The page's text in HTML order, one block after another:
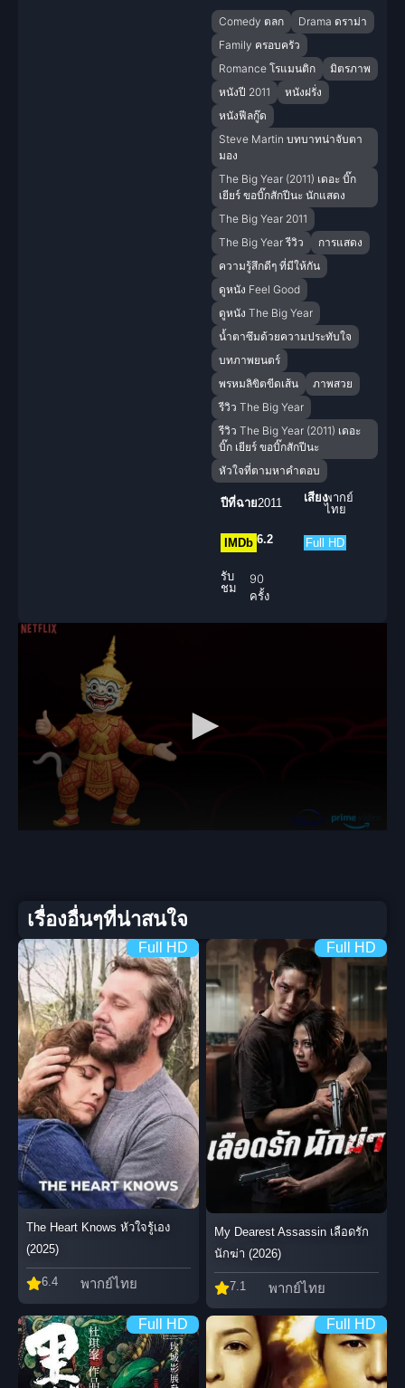
Comedy ตลก
Drama ดราม่า
Family ครอบครัว
Romance โรแมนติก
มิตรภาพ
หนังปี 2011
หนังฝรั่ง
หนังฟีลกู๊ด
Steve Martin บทบาทน่าจับตา
มอง
The Big Year (2011) เดอะ บิ๊ก
เยียร์ ขอบิ๊กสักปีนะ นักแสดง
The Big Year 2011
The Big Year รีวิว
การแสดง
ความรู้สึกดีๆ ที่มีให้กัน
ดูหนัง Feel Good
ดูหนัง The Big Year
น้ำตาซึมด้วยความประทับใจ
บทภาพยนตร์
พรหมลิขิตขีดเส้น
ภาพสวย
รีวิว The Big Year
รีวิว The Big Year (2011) เดอะ
บิ๊ก เยียร์ ขอบิ๊กสักปีนะ
หัวใจที่ตามหาคำตอบ
ปีที่ฉาย2011 เสียงพากย์
ไทย
IMDb 6.2 Full HD
รับ
ชม
90
ครั้ง
เรื่องอื่นๆที่น่าสนใจ
Full HD
The Heart Knows หัวใจรู้เอง
(2025)
6.4 พากย์ไทย
Full HD
My Dearest Assassin เลือดรัก
นักฆ่า (2026)
7.1 พากย์ไทย
Full HD Full HD